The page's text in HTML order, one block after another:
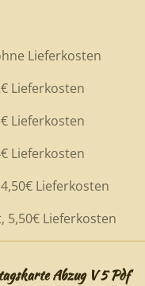
Lieferkosten
Lieferkosten
Lieferkosten
Lieferkosten
Lieferkosten
5,50€ Lieferkosten
Abzug V 5 Pdf